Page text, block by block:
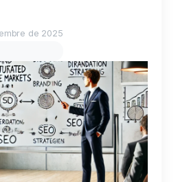
de 2025